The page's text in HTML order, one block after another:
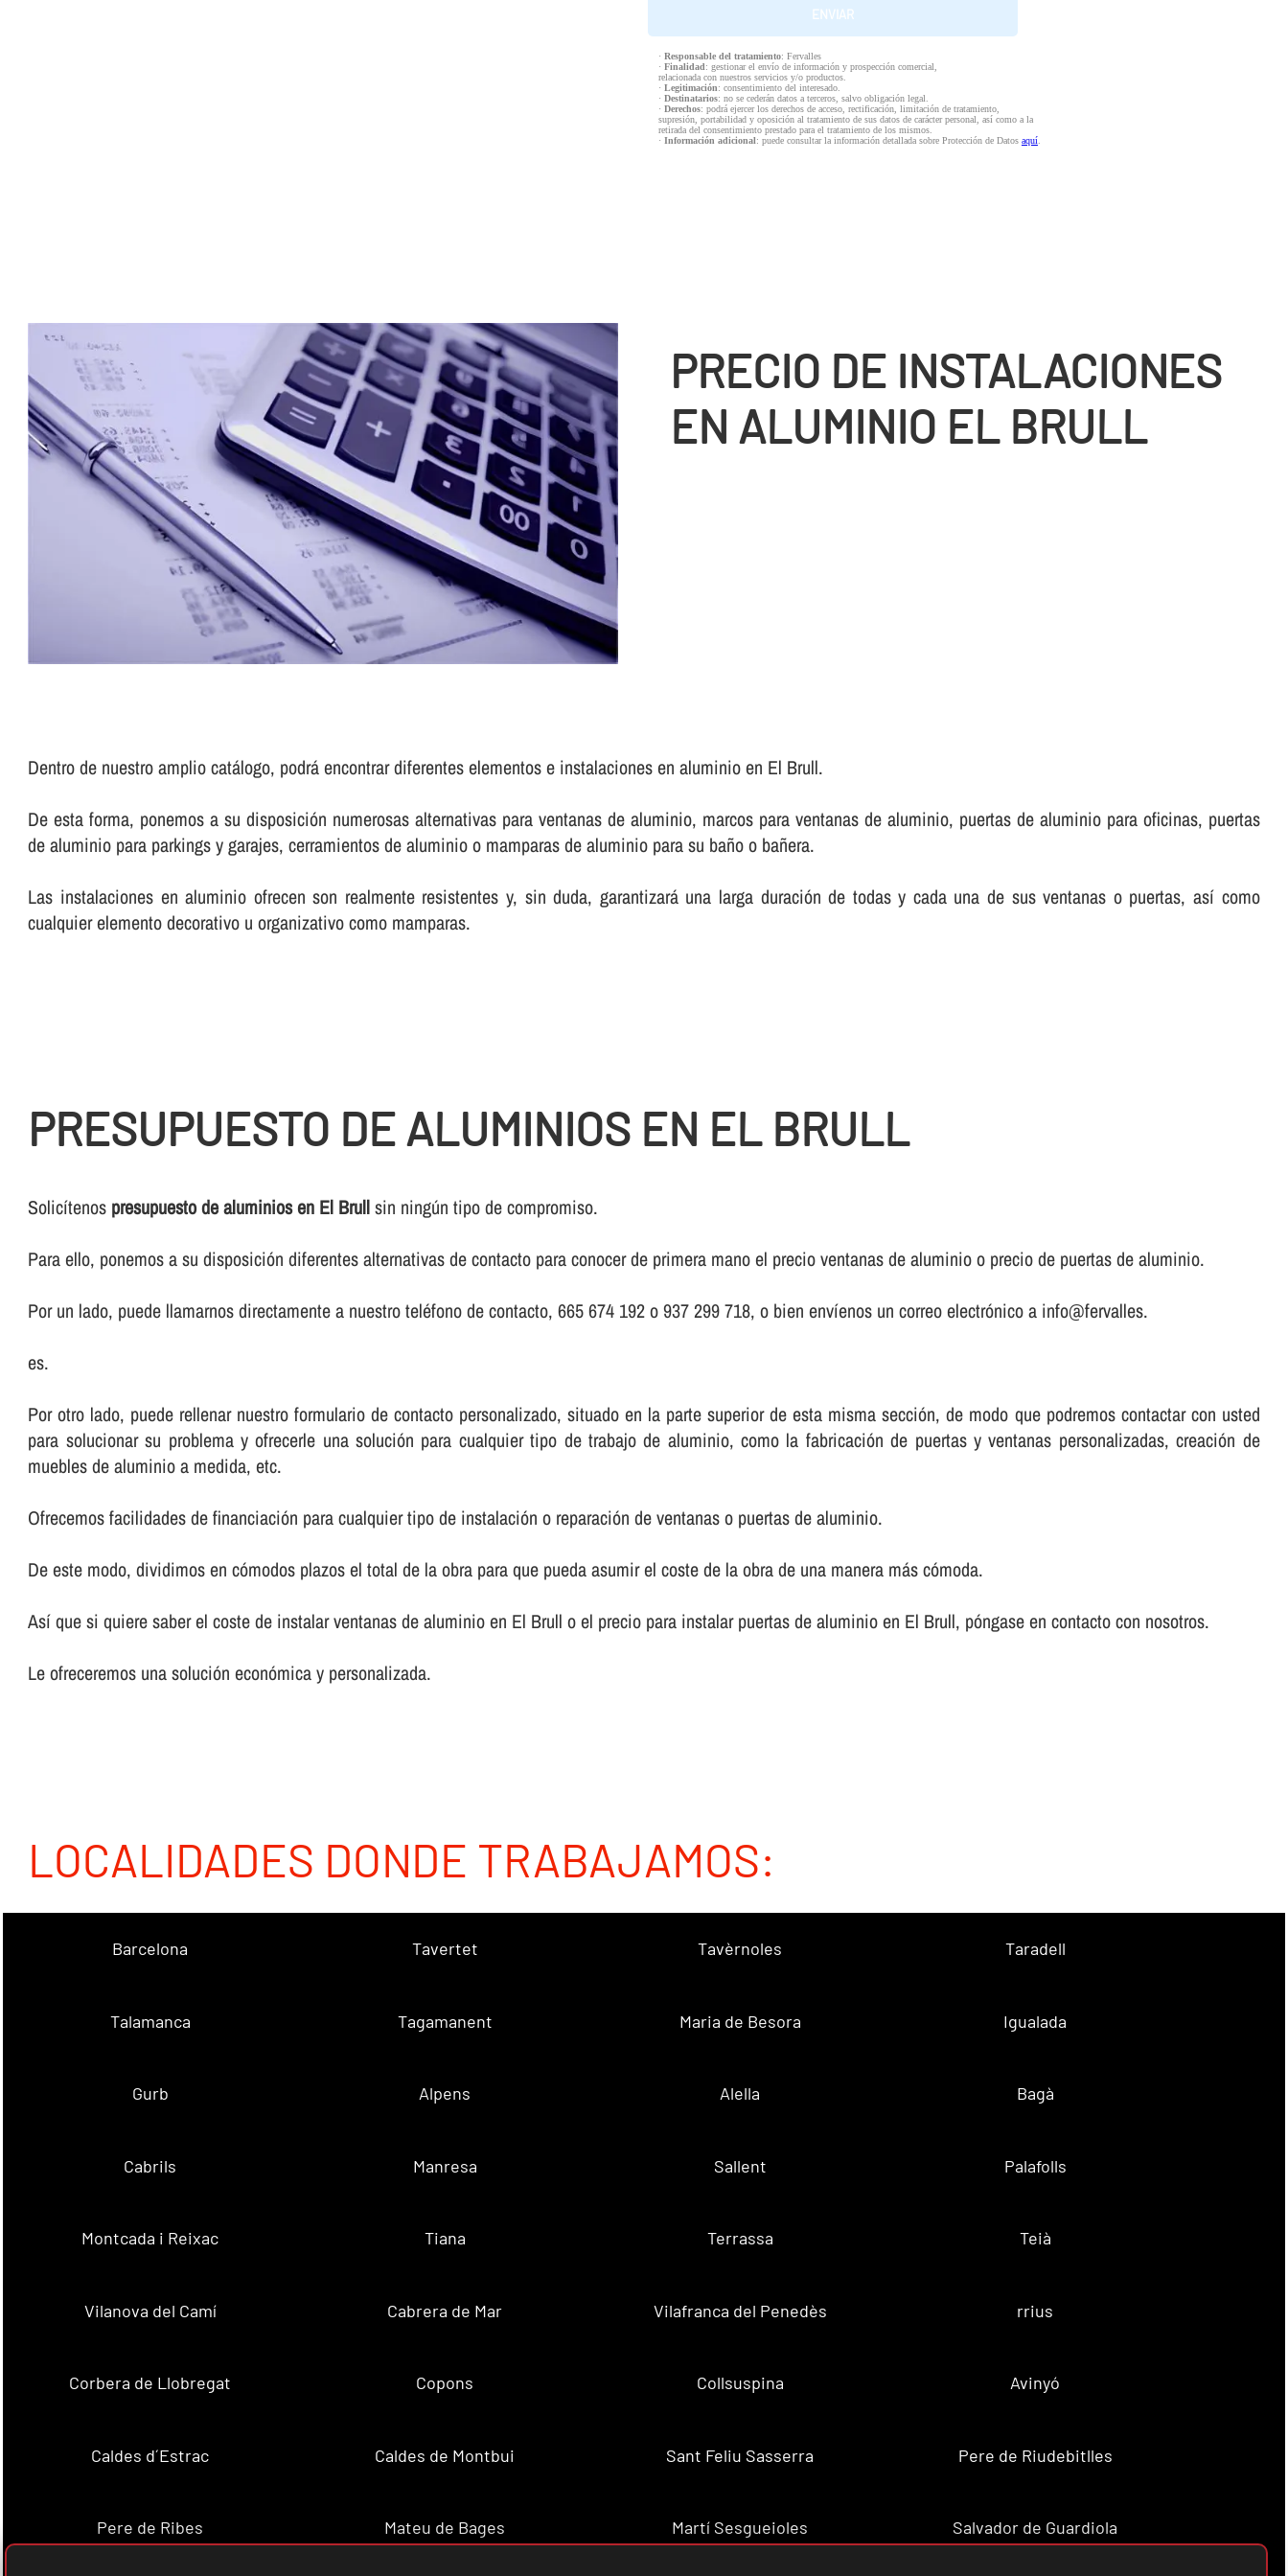
· Responsable del tratamiento: Fervalles
· Finalidad: gestionar el envío de información y prospección comercial,
relacionada con nuestros servicios y/o productos.
· Legitimación: consentimiento del interesado.
· Destinatarios: no se cederán datos a terceros, salvo obligación legal.
· Derechos: podrá ejercer los derechos de acceso, rectificación, limitación de tratamiento,
supresión, portabilidad y oposición al tratamiento de sus datos de carácter personal, así como a la
retirada del consentimiento prestado para el tratamiento de los mismos.
· Información adicional: puede consultar la información detallada sobre Protección de Datos aquí.
PRECIO DE INSTALACIONES
EN ALUMINIO EL BRULL
Dentro de nuestro amplio catálogo, podrá encontrar diferentes elementos e instalaciones en aluminio en El Brull.
De esta forma, ponemos a su disposición numerosas alternativas para ventanas de aluminio, marcos para ventanas de aluminio, puertas de aluminio para oficinas, puertas
de aluminio para parkings y garajes, cerramientos de aluminio o mamparas de aluminio para su baño o bañera.
Las instalaciones en aluminio ofrecen son realmente resistentes y, sin duda, garantizará una larga duración de todas y cada una de sus ventanas o puertas, así­ como
cualquier elemento decorativo u organizativo como mamparas.
PRESUPUESTO DE ALUMINIOS EN EL BRULL
Solicí­tenos presupuesto de aluminios en El Brullsin ningún tipo de compromiso.
Para ello, ponemos a su disposición diferentes alternativas de contacto para conocer de primera mano el precio ventanas de aluminio o precio de puertas de aluminio.
Por un lado, puede llamarnos directamente a nuestro teléfono de contacto, 665 674 192 o 937 299 718, o bien enví­enos un correo electrónico a info@fervalles.
es.
Por otro lado, puede rellenar nuestro formulario de contacto personalizado, situado en la parte superior de esta misma sección, de modo que podremos contactar con usted
para solucionar su problema y ofrecerle una solución para cualquier tipo de trabajo de aluminio, como la fabricación de puertas y ventanas personalizadas, creación de
muebles de aluminio a medida, etc.
Ofrecemos facilidades de financiación para cualquier tipo de instalación o reparación de ventanas o puertas de aluminio.
De este modo, dividimos en cómodos plazos el total de la obra para que pueda asumir el coste de la obra de una manera más cómoda.
Así­ que si quiere saber el coste de instalar ventanas de aluminio en El Brull o el precio para instalar puertas de aluminio en El Brull, póngase en contacto con nosotros.
Le ofreceremos una solución económica y personalizada.
LOCALIDADES DONDE TRABAJAMOS:
Barcelona Tavertet Tavèrnoles Taradell
Talamanca Tagamanent Maria de Besora Igualada
Gurb Alpens Alella Bagà
Cabrils Manresa Sallent Palafolls
Montcada i Reixac Tiana Terrassa Teià
Vilanova del Camí Cabrera de Mar Vilafranca del Penedès rrius
Corbera de Llobregat Copons Collsuspina Avinyó
Caldes d´Estrac Caldes de Montbui Sant Feliu Sasserra Pere de Riudebitlles
Pere de Ribes Mateu de Bages Martí Sesgueioles Salvador de Guardiola